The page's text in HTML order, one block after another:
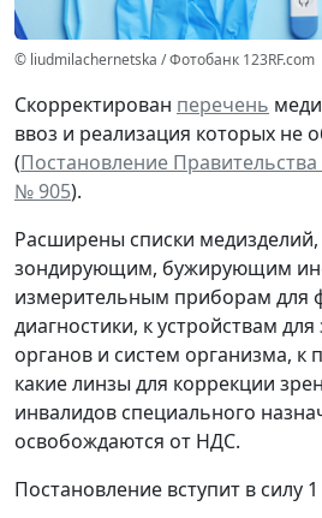
© liudmilachernetska / Фотобанк 123RF.com
Скорректирован перечень
ввоз и реализация которых не
(Постановление
№ 905).
Расширены списки медизделий,
зондирующим, бужирующим
измерительным приборам для
диагностики, к устройствам
органов и систем организма, к
какие линзы для коррекции
инвалидов специального
освобождаются от НДС.
Постановление вступит в силу